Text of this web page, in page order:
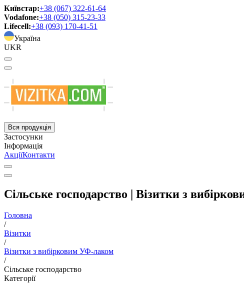
Київстар:+38 (067) 322-61-64
Vodafone:+38 (050) 315-23-33
Lifecell:+38 (093) 170-41-51
Україна
UKR
Вся продукція
Застосунки
Інформація
АкціїКонтакти
Сільське господарство | Візитки з
Головна
/
Візитки
/
Візитки з вибірковим УФ-лаком
/
Сільське господарство
Категорії